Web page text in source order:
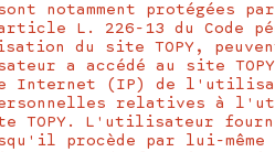
notamment protégées
L. 226-13 du Code
du site TOPY,
a accédé au site
Internet (IP) de
relatives à
TOPY. L'utilisateur
procède par lui-